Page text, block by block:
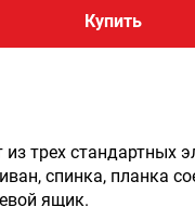
Купить
из трех стандартных
спинка, планка
ящик.